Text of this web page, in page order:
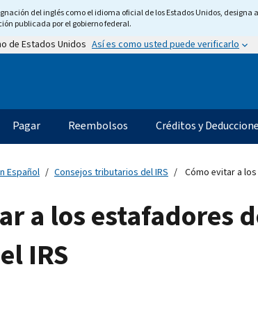
del inglés como el idioma oficial de los Estados Unidos,
publicada por el gobierno federal.
de Estados Unidos Así es como usted puede verificarlo
Pagar Reembolsos Créditos y
Español Consejos tributarios del IRS Cómo evitar a
a los estafadores
IRS